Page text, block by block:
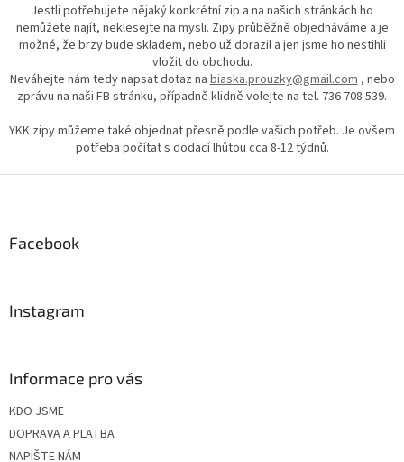
Jestli potřebujete nějaký konkrétní zip a na našich stránkách ho
nemůžete najít, neklesejte na mysli. Zipy průběžně objednáváme a je
možné, že brzy bude skladem, nebo už dorazil a jen jsme ho nestihli
vložit do obchodu.
Neváhejte nám tedy napsat dotaz na biaska.prouzky@gmail.com , nebo
zprávu na naši FB stránku, případně klidně volejte na tel. 736 708 539.
YKK zipy můžeme také objednat přesně podle vašich potřeb. Je ovšem
potřeba počítat s dodací lhůtou cca 8-12 týdnů.
Facebook
Instagram
Informace pro vás
KDO JSME
DOPRAVA A PLATBA
NAPIŠTE NÁM